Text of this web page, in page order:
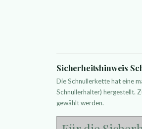
Sicherheitshinweis
Die Schnullerkette hat eine
Schnullerhalter) hergestellt.
gewählt werden.